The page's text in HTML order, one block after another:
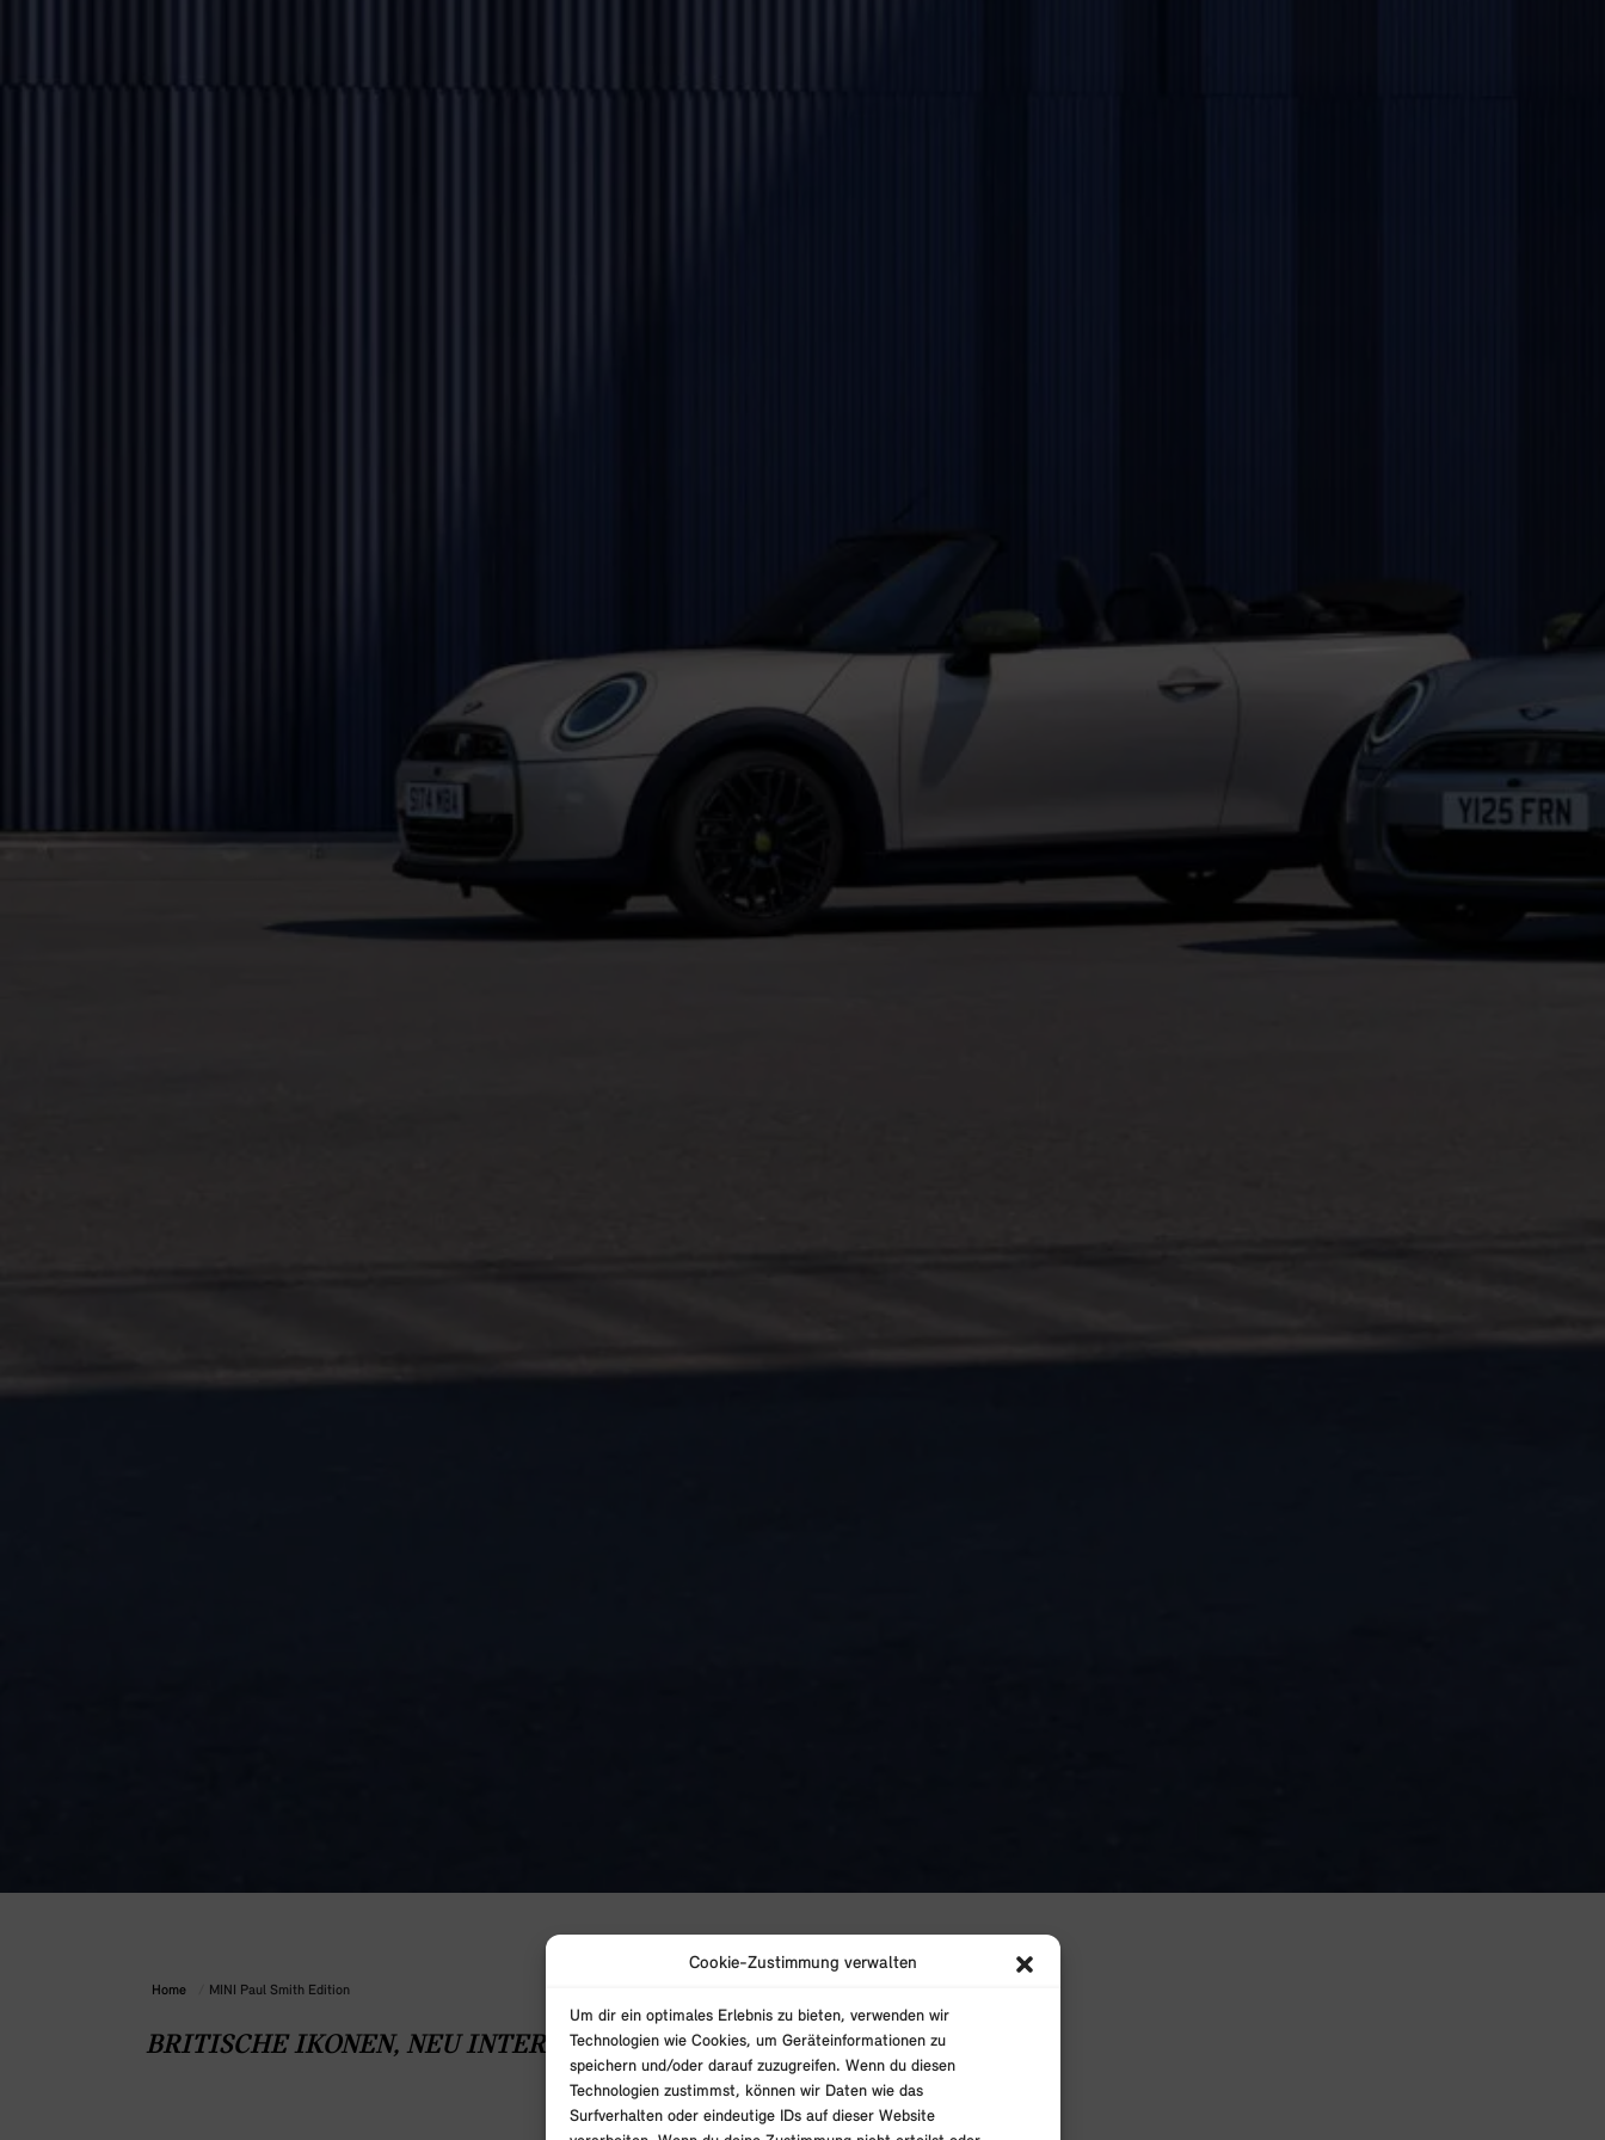
Cookie-Zustimmung verwalten
Um dir ein optimales Erlebnis zu bieten, verwenden wir
Technologien wie Cookies, um Geräteinformationen zu
speichern und/oder darauf zuzugreifen. Wenn du diesen
Technologien zustimmst, können wir Daten wie das
Surfverhalten oder eindeutige IDs auf dieser Website
Home MINI Paul Smith Edition
BRITISCHE IKONEN, NEU INTERPRETIERT.